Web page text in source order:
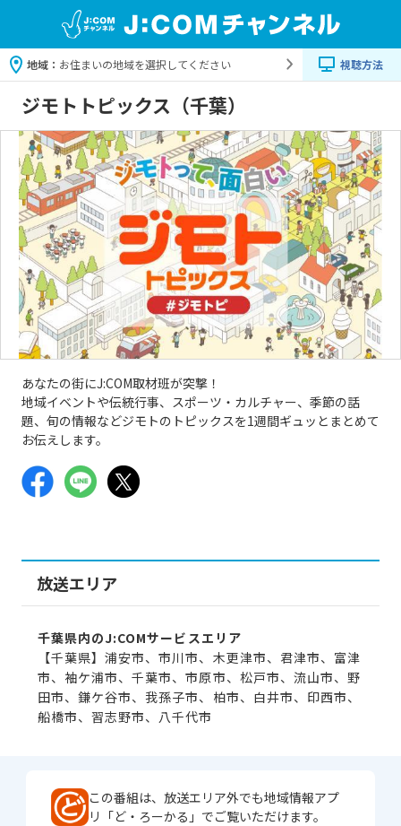
地域： お住まいの地域を選択してください 視聴方法
ジモトトピックス（千葉）
あなたの街にJ:COM取材班が突撃！
地域イベントや伝統行事、スポーツ・カルチャー、季節の話
題、旬の情報などジモトのトピックスを1週間ギュッとまとめて
お伝えします。
放送エリア
千葉県内のJ:COMサービスエリア
【千葉県】浦安市、市川市、木更津市、君津市、富津
市、袖ケ浦市、千葉市、市原市、松戸市、流山市、野
田市、鎌ケ谷市、我孫子市、柏市、白井市、印西市、
船橋市、習志野市、八千代市
この番組は、放送エリア外でも地域情報アプ
リ「ど・ろーかる」でご覧いただけます。